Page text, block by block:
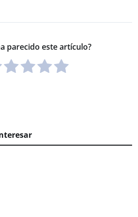
parecido este artículo?